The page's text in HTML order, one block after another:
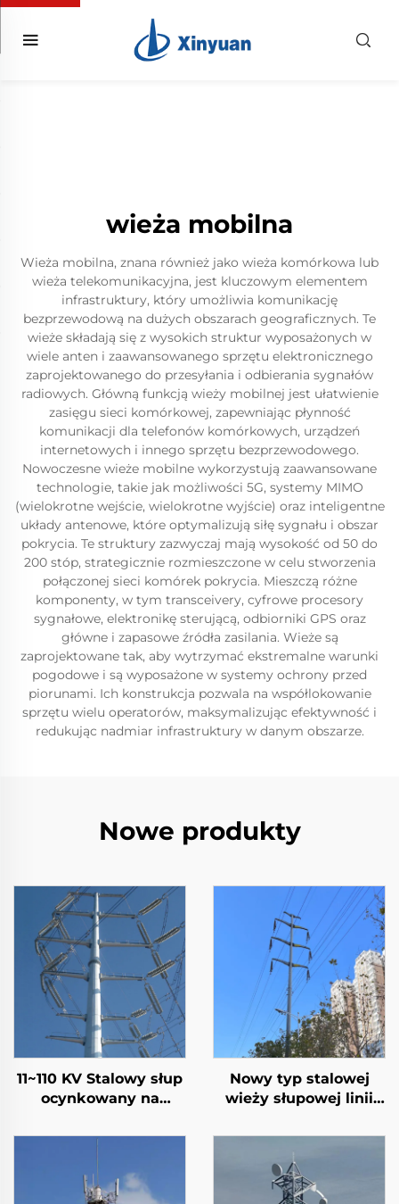
wieża mobilna
Wieża mobilna, znana również jako wieża komórkowa lub
wieża telekomunikacyjna, jest kluczowym elementem
infrastruktury, który umożliwia komunikację
bezprzewodową na dużych obszarach geograficznych. Te
wieże składają się z wysokich struktur wyposażonych w
wiele anten i zaawansowanego sprzętu elektronicznego
zaprojektowanego do przesyłania i odbierania sygnałów
radiowych. Główną funkcją wieży mobilnej jest ułatwienie
zasięgu sieci komórkowej, zapewniając płynność
komunikacji dla telefonów komórkowych, urządzeń
internetowych i innego sprzętu bezprzewodowego.
Nowoczesne wieże mobilne wykorzystują zaawansowane
technologie, takie jak możliwości 5G, systemy MIMO
(wielokrotne wejście, wielokrotne wyjście) oraz inteligentne
układy antenowe, które optymalizują siłę sygnału i obszar
pokrycia. Te struktury zazwyczaj mają wysokość od 50 do
200 stóp, strategicznie rozmieszczone w celu stworzenia
połączonej sieci komórek pokrycia. Mieszczą różne
komponenty, w tym transceivery, cyfrowe procesory
sygnałowe, elektronikę sterującą, odbiorniki GPS oraz
główne i zapasowe źródła zasilania. Wieże są
zaprojektowane tak, aby wytrzymać ekstremalne warunki
pogodowe i są wyposażone w systemy ochrony przed
piorunami. Ich konstrukcja pozwala na współlokowanie
sprzętu wielu operatorów, maksymalizując efektywność i
redukując nadmiar infrastruktury w danym obszarze.
Nowe produkty
11~110 KV Stalowy słup
ocynkowany na
przesyłowa, wieża
Nowy typ stalowej
wieży słupowej linii
stalowej wieży
słupowej linii
energetycznej